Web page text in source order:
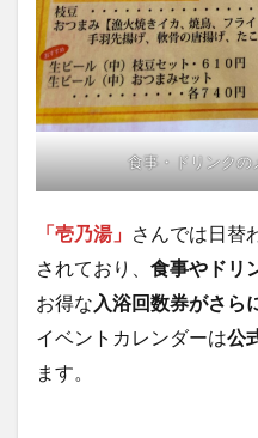
食事・ドリンクの
「壱乃湯」 さんでは日替
されており、 食事やドリ
お得な 入浴回数券がさら
イベントカレンダーは公
ます。